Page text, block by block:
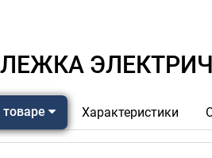
товаре Характеристики